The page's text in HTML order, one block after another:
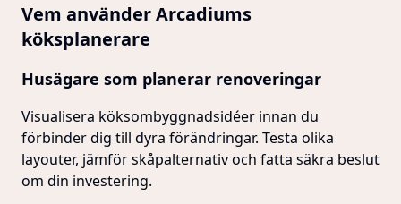
Vem använder Arcadiums
köksplanerare
Husägare som planerar renoveringar
Visualisera köksombyggnadsidéer innan du
förbinder dig till dyra förändringar. Testa olika
layouter, jämför skåpalternativ och fatta säkra beslut
om din investering.